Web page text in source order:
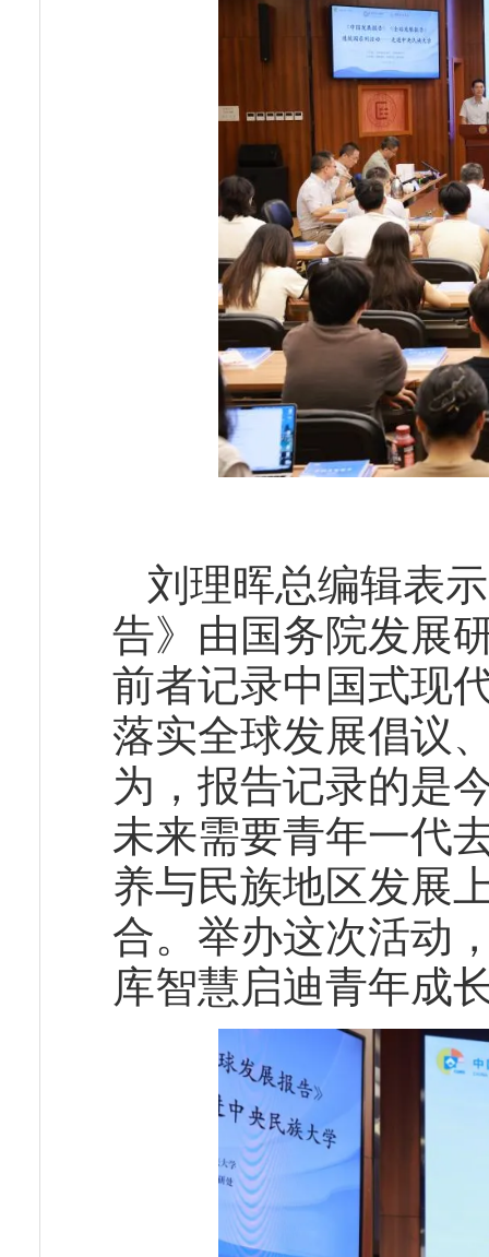
刘理晖总编辑表
告》由国务院发展
前者记录中国式现
落实全球发展倡议
为，报告记录的是
未来需要青年一代
养与民族地区发展
合。举办这次活动
库智慧启迪青年成